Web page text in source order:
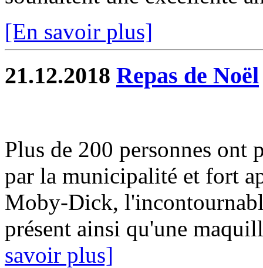
[En savoir plus]
21.12.2018 Repas de Noël
Plus de 200 personnes ont
par la municipalité et fort
Moby-Dick,
présent ainsi qu'une
savoir plus]